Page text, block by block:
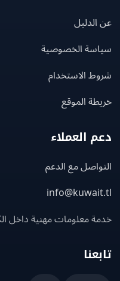
الخصوصية
الاستخدام
الموقع
العملاء
مع الدعم
معلومات مهنية داخل الكويت